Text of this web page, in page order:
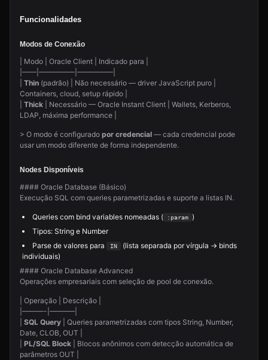
Funcionalidades
Modos de Conexão
| Modo | Oracle Client | Indicado para |
|——|—————|—————|
Thin (padrão) | Não necessário — driver JavaScript puro |
Containers, cloud, setup rápido |
Thick | Necessário — Oracle Instant Client | Wallets, Kerberos,
LDAP, máxima performance |
> O modo é configurado por credencial — cada credencial pode
usar um modo diferente de forma independente.
Nodes Disponíveis
#### Oracle Database (Básico)
Execução SQL com queries parametrizadas e suporte a listas IN.
Queries com bind variables nomeadas ( :param )
Tipos: String e Number
Parse de valores para
IN
(lista separada por vírgula → binds
individuais)
#### Oracle Database Advanced
Operações empresariais com seleção de pool de conexão.
| Operação | Descrição |
|———-|———–|
SQL Query | Queries parametrizadas com tipos String, Number,
Date, CLOB, OUT |
PL/SQL Block | Blocos anônimos com detecção automática de
parâmetros OUT |